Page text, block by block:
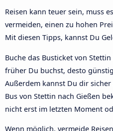
Reisen kann teuer sein, muss
vermeiden, einen zu hohen
Mit diesen Tipps, kannst Du
Buche das Busticket von
früher Du buchst, desto
Außerdem kannst Du dir
Bus von Stettin nach Gießen
nicht erst im letzten Moment
Wenn möglich, vermeide